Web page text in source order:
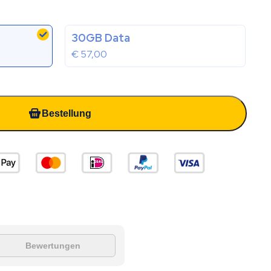
30GB Data
€57,00
Bestellung
Bewertungen